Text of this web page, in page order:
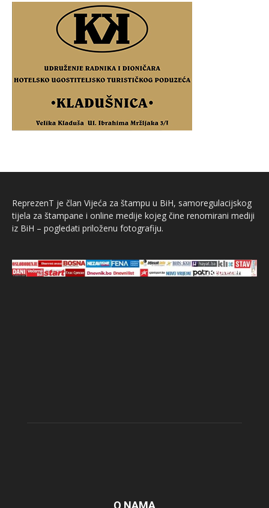
ReprezenT je član Vijeća za štampu u BiH, samoregulacijskog
tijela za štampane i online medije kojeg čine renomirani mediji
iz BiH – pogledati priloženu fotografiju.
O NAMA